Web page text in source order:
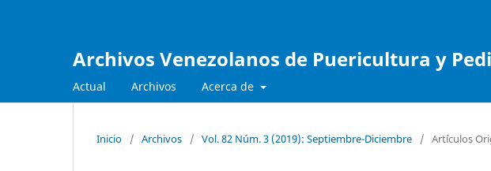
Archivos Venezolanos de Puericultura y
Actual Archivos Acerca de
Inicio / Archivos / Vol. 82 Núm. 3 (2019): Septiembre-Diciembre / Artículos